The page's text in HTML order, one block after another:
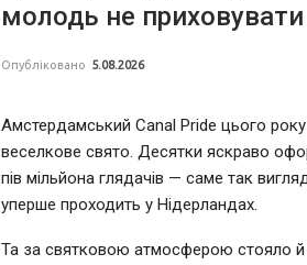
молодь не
Опубліковано 5.08.2026
Амстердамський Canal Pride цього
веселкове свято. Десятки яскраво
пів мільйона глядачів — саме так
уперше проходить у Нідерландах.
Та за святковою атмосферою стояло й